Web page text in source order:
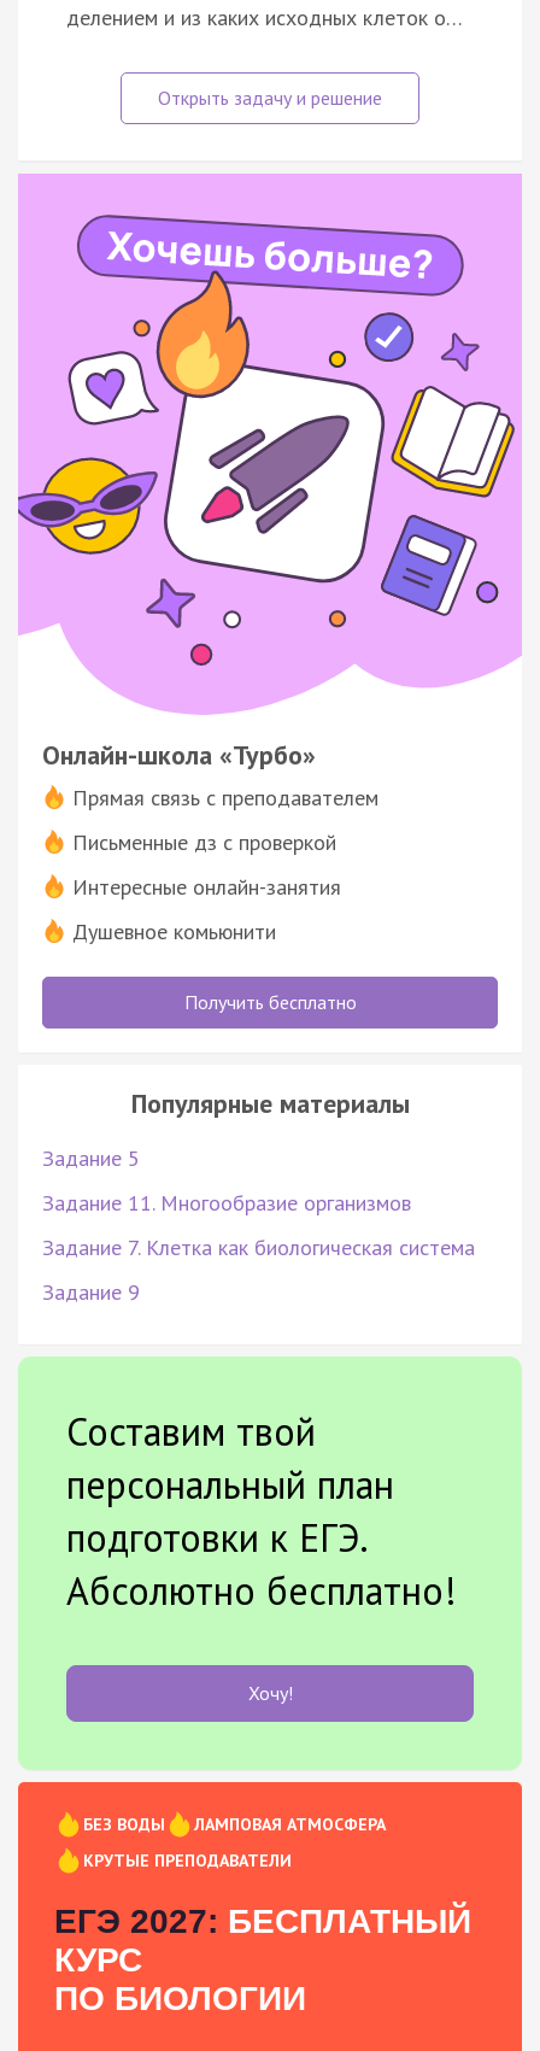
делением и из каких исходных клеток о…
Онлайн-школа «Турбо»
Прямая связь с преподавателем
Письменные дз с проверкой
Интересные онлайн-занятия
Душевное комьюнити
Получить бесплатно
Популярные материалы
Задание 5
Задание 11. Многообразие организмов
Задание 7. Клетка как биологическая система
Задание 9
Составим твой
персональный план
подготовки к ЕГЭ.
Абсолютно бесплатно!
Хочу!
БЕЗ ВОДЫ
ЛАМПОВАЯ АТМОСФЕРА
КРУТЫЕ ПРЕПОДАВАТЕЛИ
ЕГЭ 2027: БЕСПЛАТНЫЙ
КУРС
ПО БИОЛОГИИ